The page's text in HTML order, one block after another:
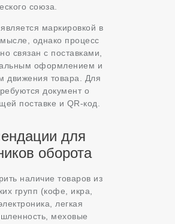
союза.
маркировкой в
однако процесс
связан с поставками,
оформлением и
движения товара. Для
документ о
поставке и QR-код.
для
оборота
наличие товаров из
групп (кофе, икра,
легкая
меховые